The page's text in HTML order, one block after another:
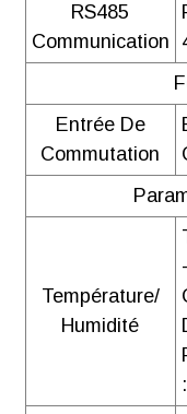
RS485
Communication
Entrée De
Commutation
Température/
Humidité